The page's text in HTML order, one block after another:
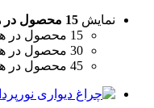
نمایش 15 محصول در هر صفحه
15 محصول در هر صفحه
30 محصول در هر صفحه
45 محصول در هر صفحه